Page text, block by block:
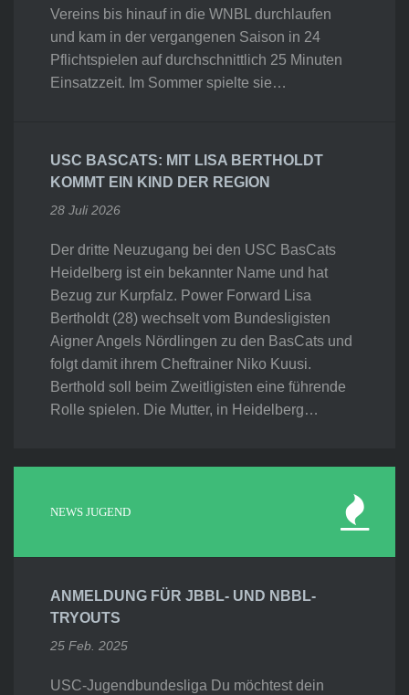
Vereins bis hinauf in die WNBL durchlaufen
und kam in der vergangenen Saison in 24
Pflichtspielen auf durchschnittlich 25 Minuten
Einsatzzeit. Im Sommer spielte sie…
USC BASCATS: MIT LISA BERTHOLDT
KOMMT EIN KIND DER REGION
28 Juli 2026
Der dritte Neuzugang bei den USC BasCats
Heidelberg ist ein bekannter Name und hat
Bezug zur Kurpfalz. Power Forward Lisa
Bertholdt (28) wechselt vom Bundesligisten
Aigner Angels Nördlingen zu den BasCats und
folgt damit ihrem Cheftrainer Niko Kuusi.
Berthold soll beim Zweitligisten eine führende
Rolle spielen. Die Mutter, in Heidelberg…
NEWS JUGEND
ANMELDUNG FÜR JBBL- UND NBBL-
TRYOUTS
25 Feb. 2025
USC-Jugendbundesliga Du möchtest dein